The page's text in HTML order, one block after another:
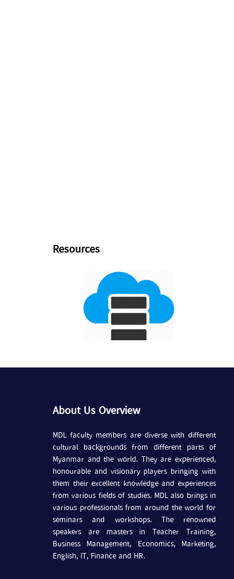
Resources
About Us Overview
MDL faculty members are diverse with different
cultural backgrounds from different parts of
Myanmar and the world. They are experienced,
honourable and visionary players bringing with
them their excellent knowledge and experiences
from various fields of studies. MDL also brings in
various professionals from around the world for
seminars and workshops. The renowned
speakers are masters in Teacher Training,
Business Management, Economics, Marketing,
English, IT, Finance and HR.